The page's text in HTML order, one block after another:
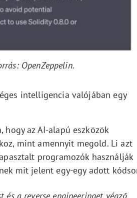
OpenZeppelin.
intelligencia valójában egy
az AI-alapú eszközök
mint amennyit megold. Li azt
programozók használják
mit jelent egy-egy adott
és a reverse engineeringet végző